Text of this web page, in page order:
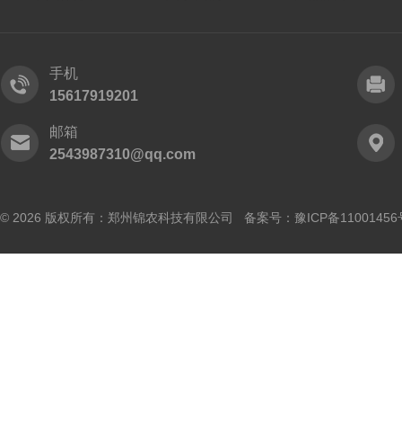
手机
15617919201
邮箱
2543987310@qq.com
© 2026 版权所有：郑州锦农科技有限公司 备案号： 豫ICP备11001456